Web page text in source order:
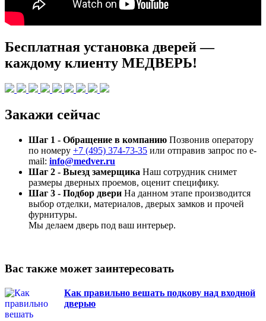
Бесплатная установка дверей —
каждому клиенту МЕДВЕРЬ!
Закажи сейчас
Шаг 1 - Обращение в компанию Позвонив оператору
по номеру +7 (495) 374-73-35 или отправив запрос по e-
mail: info@medver.ru
Шаг 2 - Выезд замерщика Наш сотрудник снимет
размеры дверных проемов, оценит специфику.
Шаг 3 - Подбор двери На данном этапе производится
выбор отделки, материалов, дверых замков и прочей
фурнитуры.
Мы делаем дверь под ваш интерьер.
Вас также может заинтересовать
Как правильно вешать подкову над входной
дверью